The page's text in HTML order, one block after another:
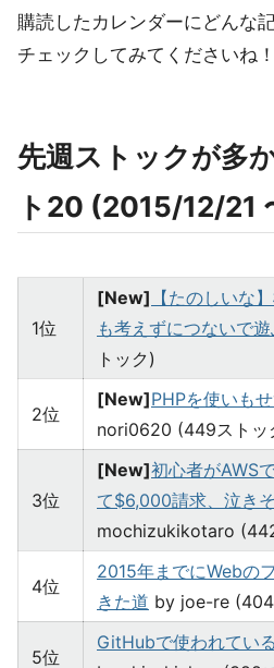
購読したカレンダーにどんな
チェックしてみてくださいね！
先週ストックが多
ト20 (2015/12/21
1位
[New] 【たのしいな
も考えずにつないで遊
トック)
2位
[New]PHPを使いも
nori0620 (449ストッ
3位
[New]初心者がAWS
て$6,000請求、泣き
mochizukikotaro
4位
2015年までにWebの
きた道 by joe-re (404
5位
GitHubで使われてい